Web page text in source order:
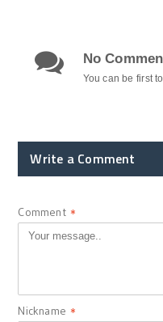
No
You can be first to
Write a Comment
Comment *
Nickname *